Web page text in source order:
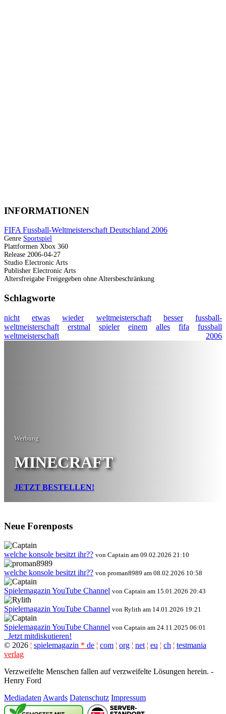
INFORMATIONEN
FIFA Fussball-Weltmeisterschaft Deutschland 2006
Genre Sportspiel
Plattformen Xbox 360
Release 2006-04-27
Studio Electronic Arts
Publisher Electronic Arts
Altersfreigabe Freigegeben ohne Altersbeschränkung
Schlagworte
nicht etwas wieder weltmeisterschaft besser
fussball-
weltmeisterschaft
erstmal spieler einem alles fifa
fussball
weltmeisterschaft
2006
Werbung
MINECRAFT
JETZT BESTELLEN!
Neue Forenposts
welche konsole besitzt ihr?? von Captain am 09.02.2026 21:10
welche konsole besitzt ihr?? von proman8989 am 08.02.2026 10:58
Spielemagazin YouTube Channel von Captain am 15.01.2026 20:43
Spielemagazin YouTube Channel von Rylith am 14.01.2026 19:21
Spielemagazin YouTube Channel von Captain am 24.11.2025 06:01
Jetzt mitdiskutieren!
© 2026 ¦ spielemagazin * de ¦ com ¦ org ¦ net ¦ eu ¦ ch ¦ testmania
verlag
Verzweifelte Menschen fallen auf verzweifelte Lösungen herein. -
Henry Ford
Mediadaten Awards Datenschutz Impressum